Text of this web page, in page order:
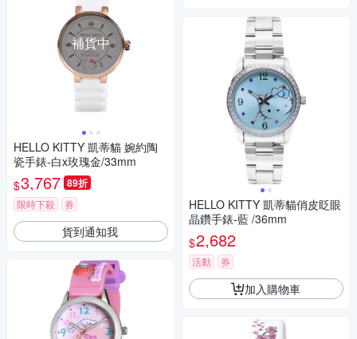
補貨中
HELLO KITTY 凱蒂貓 婉約陶
瓷手錶-白x玫瑰金/33mm
$3,767 89折
限時下殺 券
貨到通知我
HELLO KITTY 凱蒂貓俏皮眨眼
晶鑽手錶-藍 /36mm
$2,682
活動 券
加入購物車